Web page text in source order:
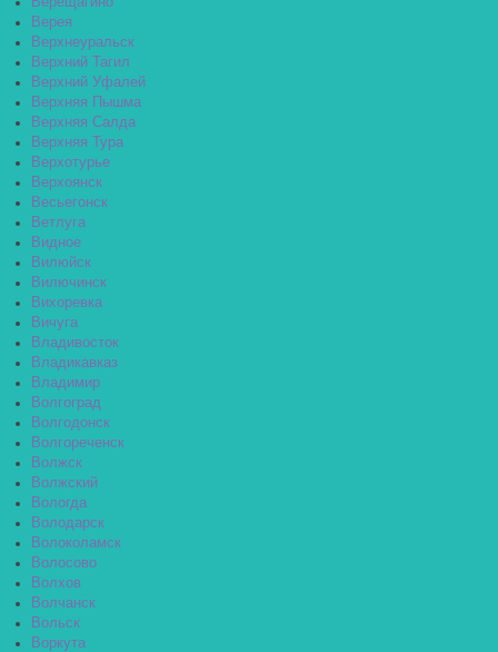
Верея
Верхнеуральск
Верхний Тагил
Верхний Уфалей
Верхняя Пышма
Верхняя Салда
Верхняя Тура
Верхотурье
Верхоянск
Весьегонск
Ветлуга
Видное
Вилюйск
Вилючинск
Вихоревка
Вичуга
Владивосток
Владикавказ
Владимир
Волгоград
Волгодонск
Волгореченск
Волжск
Волжский
Вологда
Володарск
Волоколамск
Волосово
Волхов
Волчанск
Вольск
Воркута